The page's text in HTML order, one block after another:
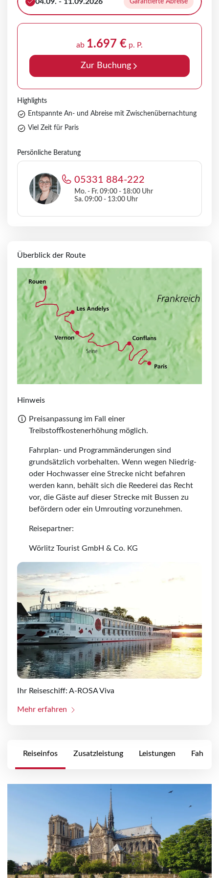
Reiseinfos Zusatzleistung Leistungen
04.09. - 11.09.2026 Garantierte Abreise
ab 1.697 € p. P.
Zur Buchung
Highlights
Entspannte An- und Abreise mit Zwischenübernachtung
Viel Zeit für Paris
Persönliche Beratung
05331 884-222
Mo. - Fr. 09:00 - 18:00 Uhr
Sa. 09:00 - 13:00 Uhr
Überblick der Route
Hinweis
Preisanpassung im Fall einer
Treibstoffkostenerhöhung möglich.
Fahrplan- und Programmänderungen sind
grundsätzlich vorbehalten. Wenn wegen Niedrig-
oder Hochwasser eine Strecke nicht befahren
werden kann, behält sich die Reederei das Recht
vor, die Gäste auf dieser Strecke mit Bussen zu
befördern oder ein Umrouting vorzunehmen.
Reisepartner:
Wörlitz Tourist GmbH & Co. KG
Ihr Reiseschiff: A-ROSA Viva
Mehr erfahren